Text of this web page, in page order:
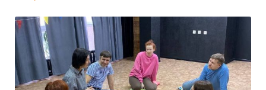
Боксы для пожертвований
Нужна помощь?
Проекты
Программы фонда
Справочник
Медиа